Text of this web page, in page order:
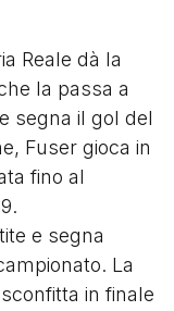
Reale dà la
la passa a
segna il gol del
Fuser gioca in
fino al
e segna
La
in finale